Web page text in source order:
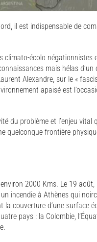
il est indispensable de
climato-écolo
mais hélas
Alexandre, sur le «
apaisé est
du problème et l’enjeu
quelconque frontière
2000 Kms. Le 19
incendie à Athènes qui
la couverture d’une surface
pays : la Colombie,